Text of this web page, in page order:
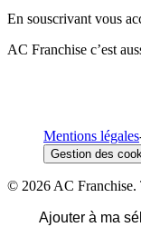
En souscrivant vous
AC Franchise c’est
Mentions légales
Gestion des
© 2026 AC Franchise.
Ajouter à ma